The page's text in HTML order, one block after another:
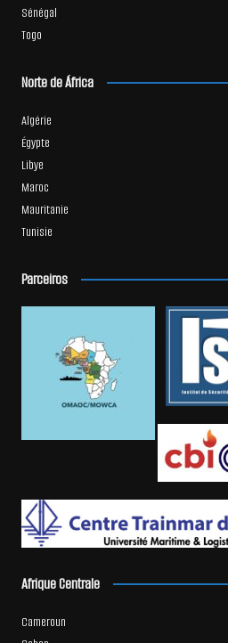
Sénégal
Togo
Norte de África
Algérie
Égypte
Libye
Maroc
Mauritanie
Tunisie
Parceiros
Afrique Centrale
Cameroun